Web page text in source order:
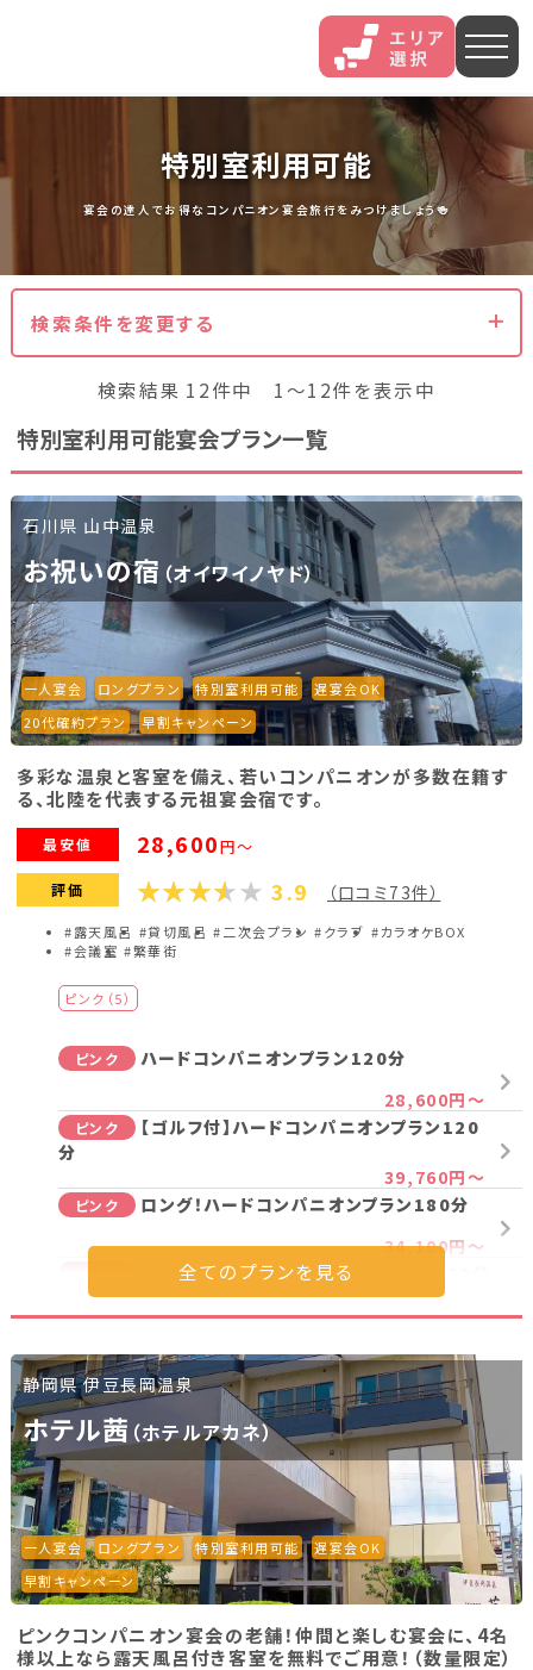
石和 伊香保 熱海
鬼怒川
いわき湯本 越後湯沢
山中 あわら 菊池
北海道・東北
北海道(13) 岩手県(3) 山形県(3)
宮城県(8)
福島県(26)
関東
栃木県(17) 群馬県(25)
茨城県(4)
埼玉県(1)
東京都(9)
千葉県(14)
神奈川県(14)
東海
静岡県(44) 愛知県(15)
岐阜県(5)
中部
長野県(14)
石川県(7)
関西
大阪府(2) 兵庫県(2)
四国
香川県(1) 愛媛県(1)
九州・沖縄
福岡県(2) 熊本県(2)
特別室利用可能
宴会の達人でお得なコンパニオン宴会旅行をみつけましょう🍻
検索条件を変更する
検索結果 12件中 1～12件を表示中
特別室利用可能宴会プラン一覧
石川県 山中温泉
お祝いの宿 （オイワイノヤド）
一人宴会 ロングプラン 特別室利用可能
遅宴会OK
20代確約プラン
早割キャンペーン
多彩な温泉と客室を備え、若いコンパニオンが多数在籍す
る、北陸を代表する元祖宴会宿です。
最安値 28,600円～
評価 3.9 （口コミ73件）
#露天風呂 #貸切風呂 #二次会プラン #クラブ #カラオケBOX
#会議室 #繁華街
ピンク（5）
ピンク
ハードコンパニオンプラン120分
28,600円～
ピンク
【ゴルフ付】ハードコンパニオンプラン120
分
39,760円～
ピンク
ロング！ハードコンパニオンプラン180分
34,100円～
一人宴会！ハードコンパニオンプラン120分
50,600円～
180分
66,000円～
プラン詳細を見る
静岡県 伊豆長岡温泉
ホテル茜 （ホテルアカネ）
一人宴会 ロングプラン 特別室利用可能
遅宴会OK
早割キャンペーン
ピンクコンパニオン宴会の老舗！仲間と楽しむ宴会に、4名
様以上なら露天風呂付き客室を無料でご用意！（数量限定）